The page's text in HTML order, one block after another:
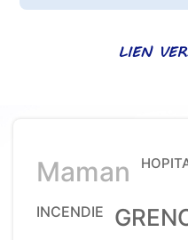
LIEN
Maman
INCENDIE